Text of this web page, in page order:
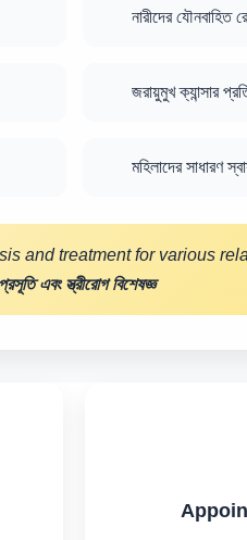
নারীদের যৌনবাহিত
জরায়ুমুখ ক্যান্সার
মহিলাদের সাধারণ
and treatment for various
প্রসূতি এবং স্ত্রীরোগ বিশেষজ্ঞ